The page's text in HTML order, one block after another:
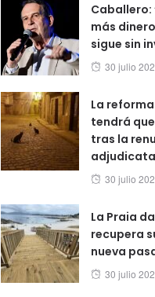
Caballero:
más
sigue sin
Posted
30 julio
La
tendrá
tras la
Posted
30 julio
La Praia
recupera
nueva
Posted
30 julio